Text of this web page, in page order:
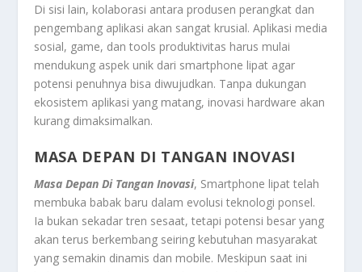
Di sisi lain, kolaborasi antara produsen perangkat dan
pengembang aplikasi akan sangat krusial. Aplikasi media
sosial, game, dan tools produktivitas harus mulai
mendukung aspek unik dari smartphone lipat agar
potensi penuhnya bisa diwujudkan. Tanpa dukungan
ekosistem aplikasi yang matang, inovasi hardware akan
kurang dimaksimalkan.
MASA DEPAN DI TANGAN INOVASI
Masa Depan Di Tangan Inovasi, Smartphone lipat telah
membuka babak baru dalam evolusi teknologi ponsel.
Ia bukan sekadar tren sesaat, tetapi potensi besar yang
akan terus berkembang seiring kebutuhan masyarakat
yang semakin dinamis dan mobile. Meskipun saat ini